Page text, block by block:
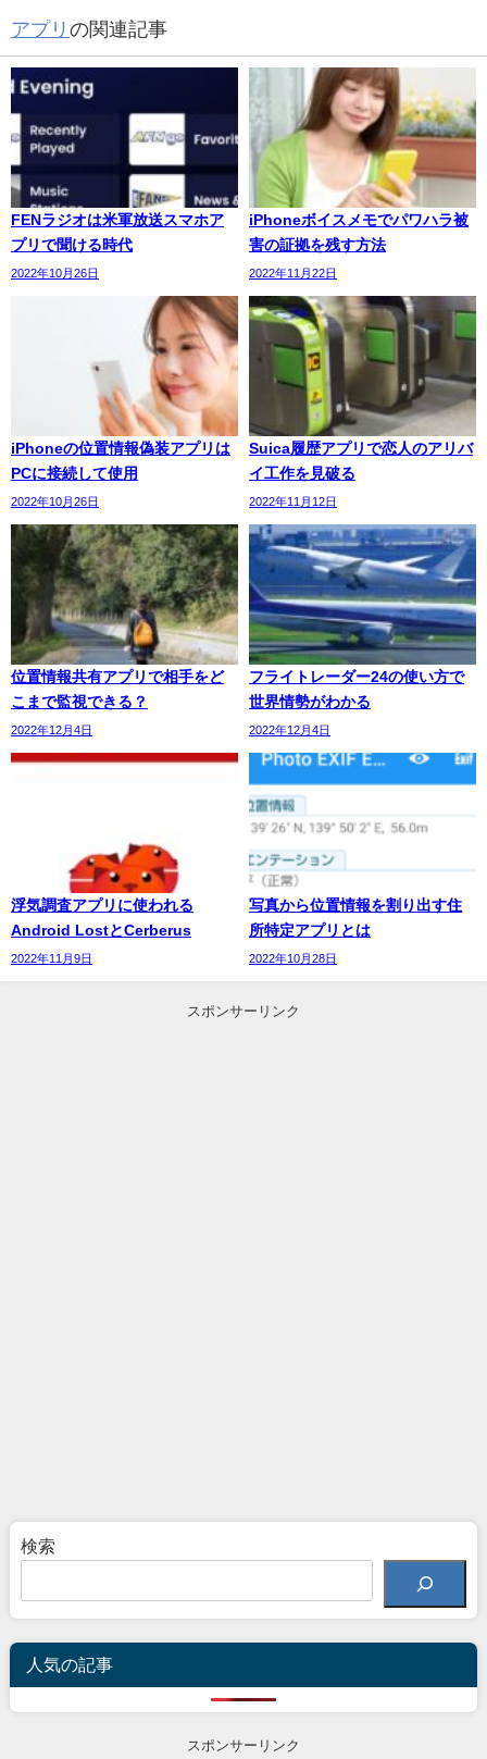
アプリ の関連記事
FENラジオは米軍放送スマホア
プリで聞ける時代
2022年10月26日
iPhoneボイスメモでパワハラ被
害の証拠を残す方法
2022年11月22日
iPhoneの位置情報偽装アプリは
PCに接続して使用
2022年10月26日
Suica履歴アプリで恋人のアリバ
イ工作を見破る
2022年11月12日
位置情報共有アプリで相手をど
こまで監視できる？
2022年12月4日
フライトレーダー24の使い方で
世界情勢がわかる
2022年12月4日
浮気調査アプリに使われる
Android LostとCerberus
2022年11月9日
写真から位置情報を割り出す住
所特定アプリとは
2022年10月28日
スポンサーリンク
検索
人気の記事
スポンサーリンク